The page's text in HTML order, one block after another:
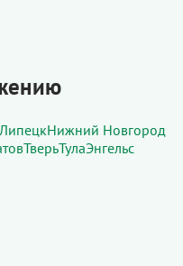
ЛипецкНижний Новгород
ТверьТулаЭнгельс